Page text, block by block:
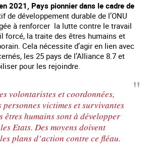
2021, Pays pionnier dans le cadre de
de développement durable de l’ONU
à renforcer la lutte contre le travail
forcé, la traite des êtres humains et
Cela nécessite d’agir en lien avec
les 25 pays de l’Alliance 8.7 et
pour les rejoindre.
volontaristes et coordonnées,
personnes victimes et survivantes
êtres humains sont à développer
Etats. Des moyens doivent
plans d’action contre ce fléau.